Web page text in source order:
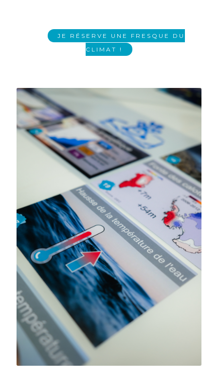
JE RÉSERVE UNE FRESQUE DU
CLIMAT !